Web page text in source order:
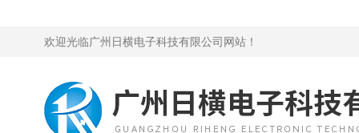
欢迎光临广州日横电子科技有限公司网站！